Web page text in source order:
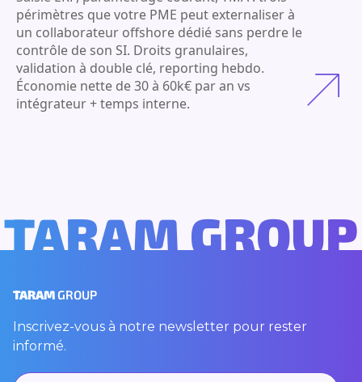
périmètres que votre PME peut externaliser à
un collaborateur offshore dédié sans perdre le
contrôle de son SI. Droits granulaires,
validation à double clé, reporting hebdo.
Économie nette de 30 à 60k€ par an vs
intégrateur + temps interne.
TARAM GROUP
TARAMGROUP
Inscrivez-vous à notre newsletter pour rester
informé.